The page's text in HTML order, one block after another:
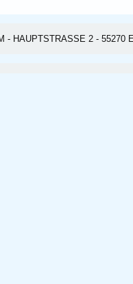
- HAUPTSTRASSE 2 - 55270